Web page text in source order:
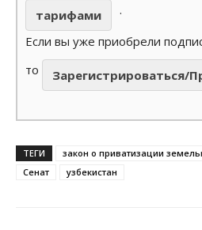
тарифами
.
Если вы уже приобрели
то
Зарегистрироваться/
ТЕГИ закон о приватизации
Сенат
узбекистан